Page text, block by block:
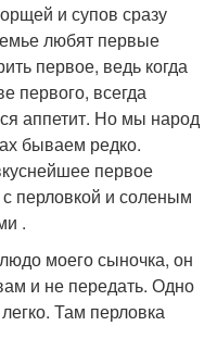
и супов сразу
любят первые
первое, ведь когда
первого, всегда
аппетит. Но мы народ
бываем редко.
первое
перловкой и соленым
.
моего сыночка, он
и не передать. Одно
Там перловка